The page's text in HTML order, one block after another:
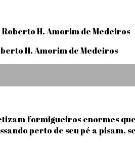
H. Amorim de Medeiros
formigueiros enormes
perto de seu pé a pisam,